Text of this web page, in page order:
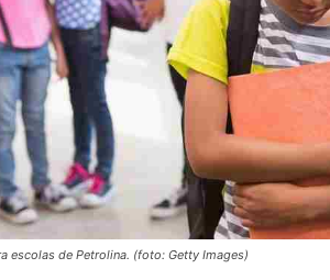
escolas de Petrolina. (foto: Getty Images)